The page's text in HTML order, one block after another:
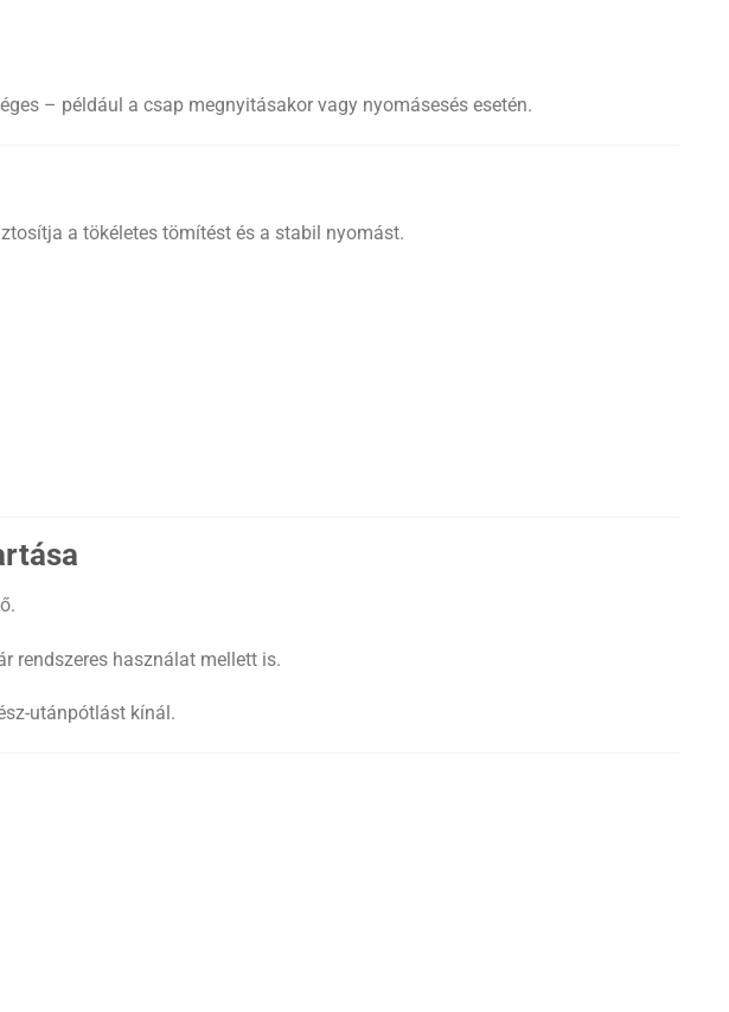
– például a csap megnyitásakor vagy nyomásesés esetén.
a tökéletes tömítést és a stabil nyomást.
rendszeres használat mellett is.
utánpótlást kínál.